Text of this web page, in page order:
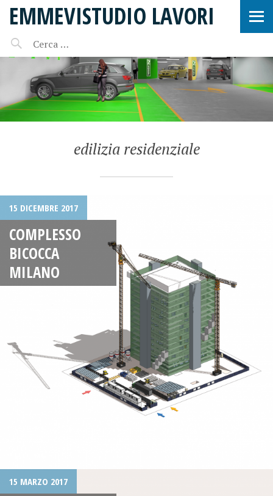
EMMEVISTUDIO LAVORI
edilizia residenziale
15 DICEMBRE 2017
COMPLESSO
BICOCCA
MILANO
15 MARZO 2017